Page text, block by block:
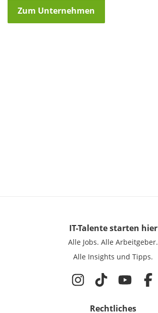
Zum Unternehmen
IT-Talentestarten hier
Alle Jobs. Alle Arbeitgeber.
Alle Insights und Tipps.
Rechtliches